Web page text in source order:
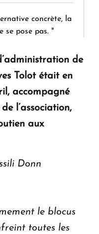
concrète, la
se pose pas. "
résilience et d'avenir
d'Arménie
de
Tolot était en
accompagné
l’association,
aux
Donn
le blocus
toutes les